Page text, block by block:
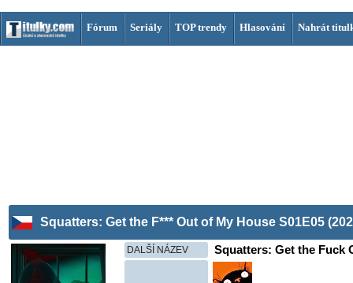
Fórum Seriály TOP trendy Hlasování Nahrát
Squatters: Get the F*** Out of My House S01E05
DALŠÍ NÁZEV Squatters: Get the Fuck